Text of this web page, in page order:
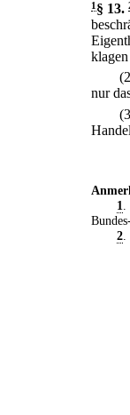
1 § 13.
nur
1
2.